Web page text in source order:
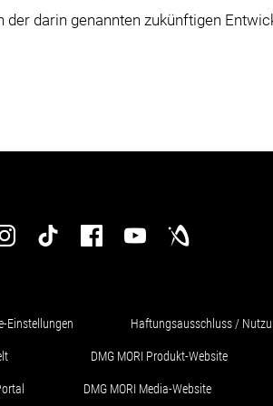
darin genannten zukünftigen
Einstellungen Haftungsausschluss /
DMG MORI Produkt-Website
DMG MORI Media-Website